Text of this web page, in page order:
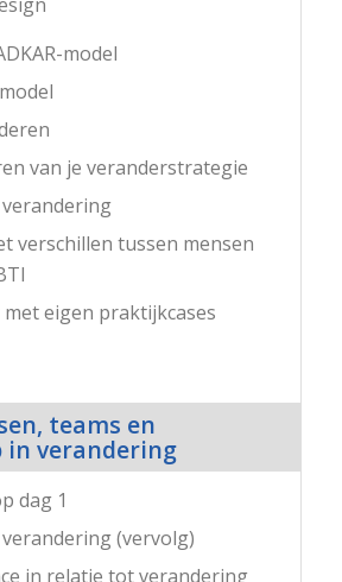
model
van je veranderstrategie
verschillen tussen mensen
met eigen praktijkcases
teams en
in verandering
dag 1
(vervolg)
in relatie tot verandering